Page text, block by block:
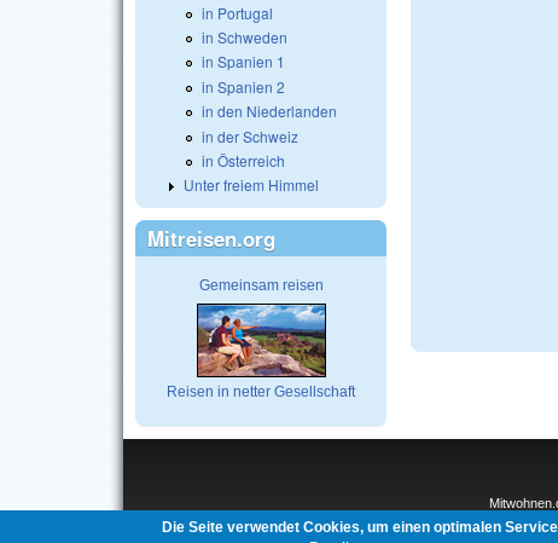
in Portugal
in Schweden
in Spanien 1
in Spanien 2
in den Niederlanden
in der Schweiz
in Österreich
Unter freiem Himmel
Mitreisen.org
Gemeinsam reisen
Reisen in netter Gesellschaft
Die Seite verwendet Cookies, um einen optimalen